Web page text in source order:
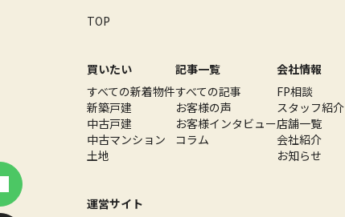
TOP
買いたい
すべての新着物件
新築戸建
中古戸建
中古マンション
土地
記事一覧
すべての記事
お客様の声
お客様インタビュー
コラム
会社情報
FP相談
スタッフ紹介
店舗一覧
会社紹介
お知らせ
運営サイト